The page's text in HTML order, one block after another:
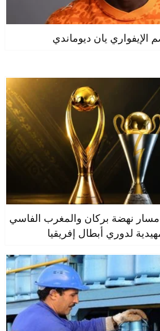
الإيفواري يان ديوماندي
نهضة بركان والمغرب الفاسي
لدوري أبطال إفريقيا